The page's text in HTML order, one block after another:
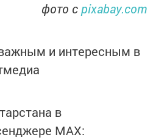
фото сpixabay.com
и интересным в
в
MАХ: